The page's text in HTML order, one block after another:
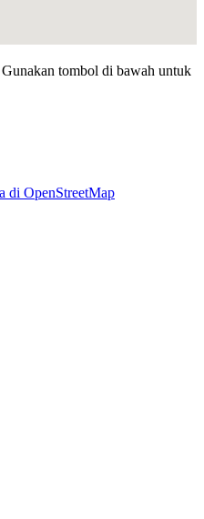
tombol di bawah untuk
di OpenStreetMap